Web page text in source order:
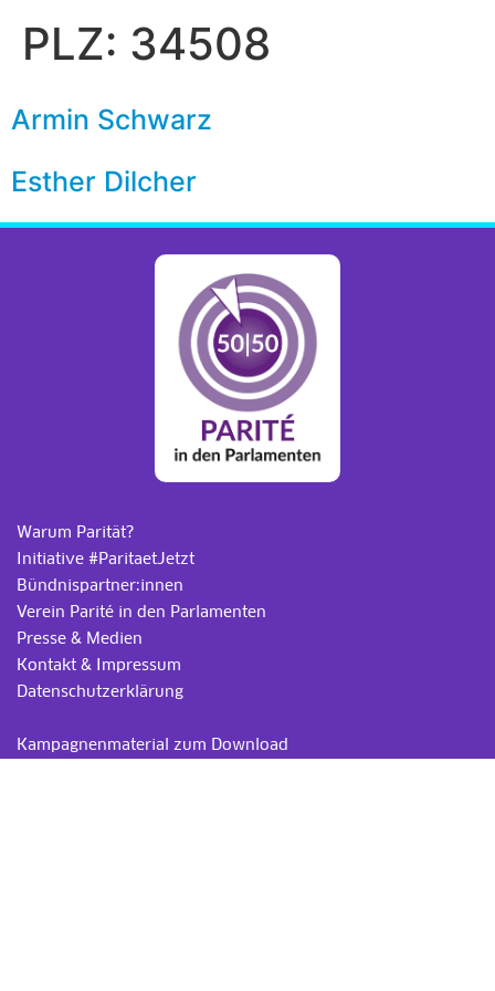
PLZ: 34508
Armin Schwarz
Esther Dilcher
Warum Parität?
Initiative #ParitaetJetzt
Bündnispartner:innen
Verein Parité in den Parlamenten
Presse & Medien
Kontakt & Impressum
Datenschutzerklärung
Kampagnenmaterial zum Download